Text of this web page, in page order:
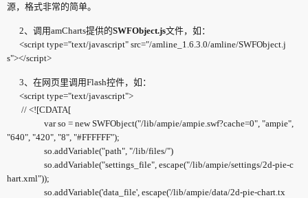
源，格式非常的简单。
2、调用amCharts提供的SWFObject.js文件，如：
<script type="text/javascript" src="/amline_1.6.3.0/amline/SWFObject.j
s"></script>
3、在网页里调用Flash控件，如：
<script type="text/javascript">
// <![CDATA[
var so = new SWFObject("/lib/ampie/ampie.swf?cache=0", "ampie",
"640", "420", "8", "#FFFFFF");
so.addVariable("path", "/lib/files/")
so.addVariable("settings_file", escape("/lib/ampie/settings/2d-pie-c
hart.xml"));
so.addVariable('data_file', escape('/lib/ampie/data/2d-pie-chart.tx